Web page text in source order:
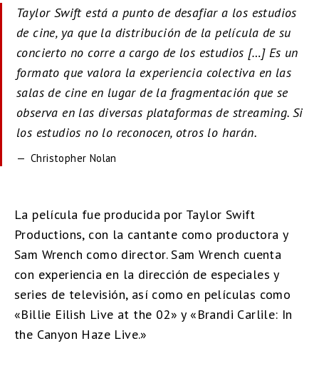
Taylor Swift está a punto de desafiar a los estudios
de cine, ya que la distribución de la película de su
concierto no corre a cargo de los estudios […] Es un
formato que valora la experiencia colectiva en las
salas de cine en lugar de la fragmentación que se
observa en las diversas plataformas de streaming. Si
los estudios no lo reconocen, otros lo harán.
Christopher Nolan
La película fue producida por Taylor Swift
Productions, con la cantante como productora y
Sam Wrench como director. Sam Wrench cuenta
con experiencia en la dirección de especiales y
series de televisión, así como en películas como
«Billie Eilish Live at the 02» y «Brandi Carlile: In
the Canyon Haze Live.»